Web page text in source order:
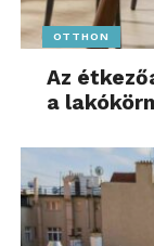
OTTHON
Az
a